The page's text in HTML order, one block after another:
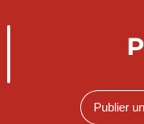
Publier